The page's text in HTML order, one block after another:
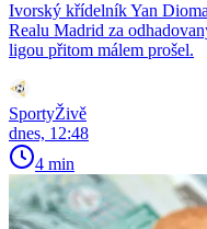
Ivorský křídelník Yan
Realu Madrid za
ligou přitom málem prošel.
SportyŽivě
dnes, 12:48
4 min